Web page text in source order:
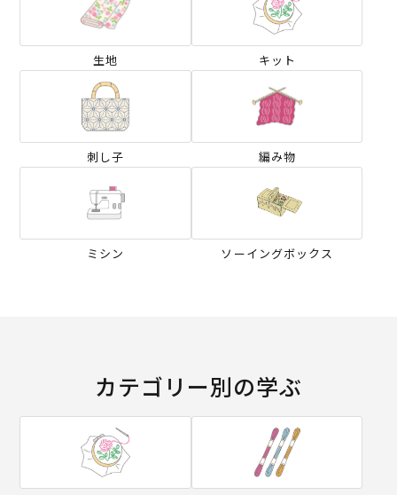
生地 キット
刺し子 編み物
ミシン ソーイングボックス
カテゴリー別の学ぶ